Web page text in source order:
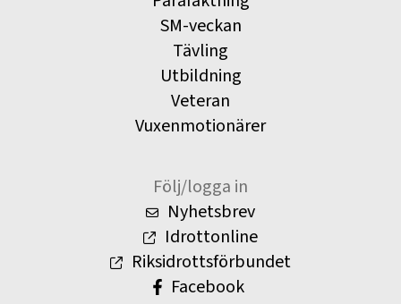
SM-veckan
Tävling
Utbildning
Veteran
Vuxenmotionärer
Följ/logga in
Nyhetsbrev
Idrottonline
Riksidrottsförbundet
Facebook